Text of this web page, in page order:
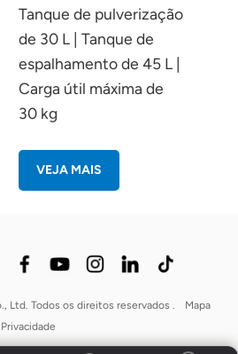
Tanque de pulverização
de 30 L | Tanque de
espalhamento de 45 L |
Carga útil máxima de
30 kg
VEJA MAIS
Ltd. Todos os direitos reservados .
Mapa